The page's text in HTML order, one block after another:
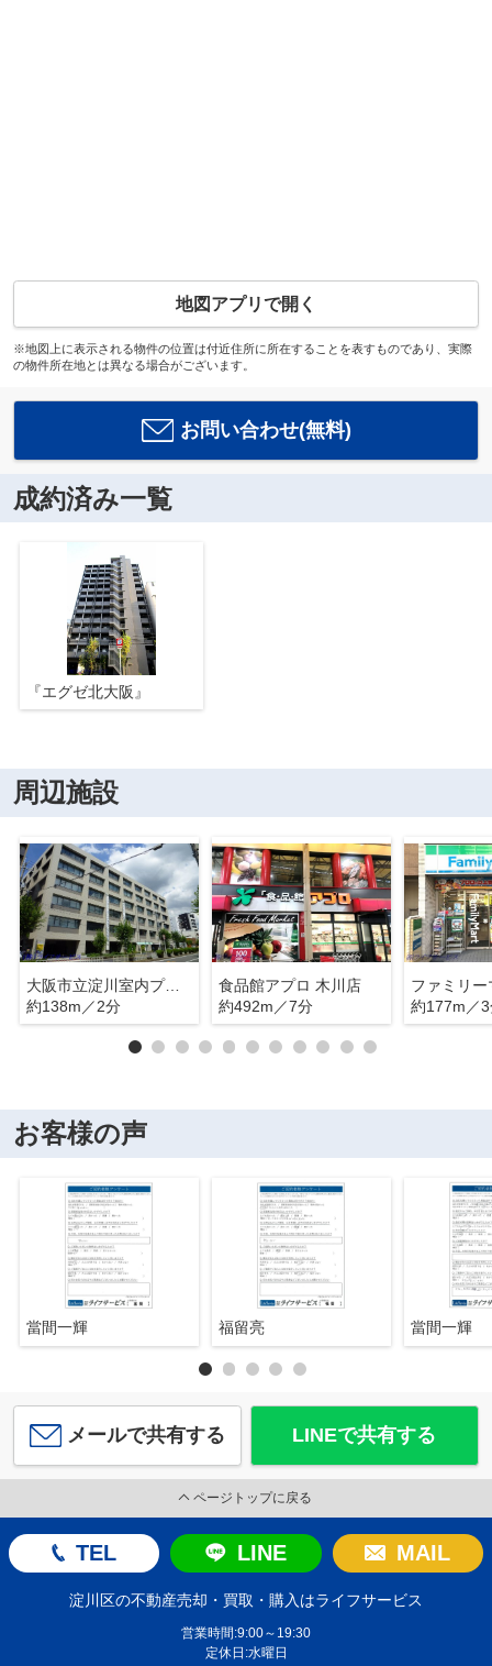
地図アプリで開く
※地図上に表示される物件の位置は付近住所に所在することを表すものであり、実際
の物件所在地とは異なる場合がございます。
お問い合わせ(無料)
成約済み一覧
『エグゼ北大阪』
周辺施設
大阪市立淀川室内プール
約138m／2分
食品館アプロ 木川店
約492m／7分
約177m／
お客様の声
當間一輝 福留亮 當間一輝
メールで共有する LINEで共有する
ページトップに戻る
TEL LINE MAIL
淀川区の不動産売却・買取・購入はライフサービス
営業時間:9:00～19:30
定休日:水曜日